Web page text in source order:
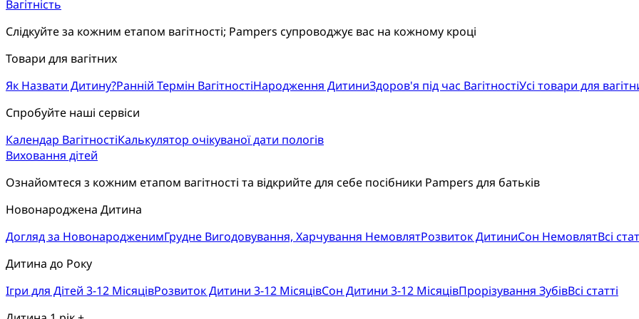
Вагітність
Слідкуйте за кожним етапом вагітності; Pampers супроводжує вас на кожному кроці
Товари для вагітних
Як Назвати Дитину?Ранній Термін ВагітностіНародження ДитиниЗдоров'я під час ВагітностіУсі товари для
Спробуйте наші сервіси
Календар ВагітностіКалькулятор очікуваної дати пологів
Виховання дітей
Ознайомтеся з кожним етапом вагітності та відкрийте для себе посібники Pampers для батьків
Новонароджена Дитина
Догляд за НовонародженимГрудне Вигодовування, Харчування НемовлятРозвиток ДитиниСон НемовлятВсі
Дитина до Року
Ігри для Дітей 3-12 МісяцівРозвиток Дитини 3-12 МісяцівСон Дитини 3-12 МісяцівПрорізування ЗубівВсі статті